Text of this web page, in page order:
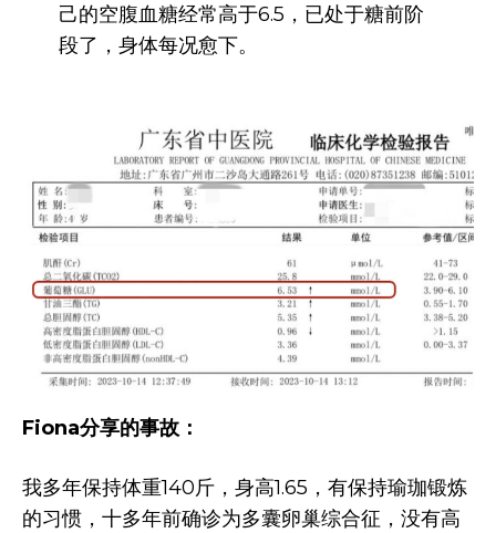
己的空腹血糖经常高于6.5，已处于糖前阶
段了，身体每况愈下。
Fiona分享的事故：
我多年保持体重140斤，身高1.65，有保持瑜珈锻炼
的习惯，十多年前确诊为多囊卵巢综合征，没有高